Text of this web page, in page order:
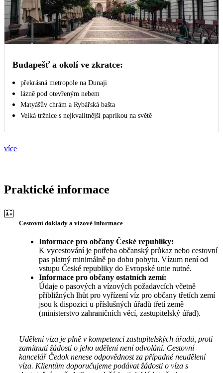
Budapešť a okolí ve zkratce:
překrásná metropole na Dunaji
lázně pod otevřeným nebem
Matyášův chrám a Rybářská bašta
Velká tržnice s nejkvalitnější paprikou na světě
více
Praktické informace
Cestovní doklady a vízové informace
Informace pro občany České republiky:
K vycestování je potřeba občanský průkaz nebo cestovní
pas platný minimálně po dobu pobytu. Vízum není od
vstupu České republiky do Evropské unie nutné.
Informace pro občany ostatních zemí:
Údaje o pasových a vízových požadavcích včetně
přibližných lhůt pro vyřízení víz pro občany třetích zemí
jsou k dispozici u příslušných úřadů třetí země
(ministerstvo zahraničních věcí, zastupitelský úřad).
Udělení víza je plně v kompetenci zastupitelských úřadů, proti
zamítnutí žádosti o jeho udělení není odvolání. Cestovní
kancelář Čedok nenese odpovědnost za případné neudělení
víza. Klientům doporučujeme podávat žádosti o víza s